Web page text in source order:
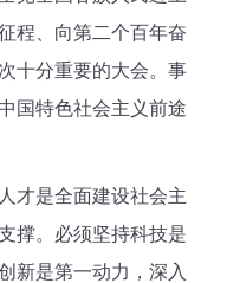
程、向第二个百年奋
十分重要的大会。 事
国特色社会主义前途
才是全面建设社会主
撑。必须坚持科技是
新是第一动力，深入